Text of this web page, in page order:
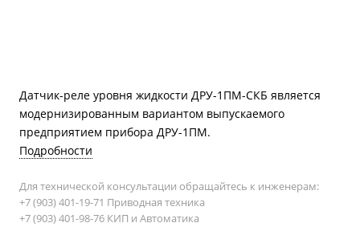
Датчик-реле уровня жидкости ДРУ-1ПМ-СКБ является
модернизированным вариантом выпускаемого
предприятием прибора ДРУ-1ПМ.
Подробности
Для технической консультации обращайтесь к инженерам:
+7 (903) 401-19-71 Приводная техника
+7 (903) 401-98-76 КИП и Автоматика